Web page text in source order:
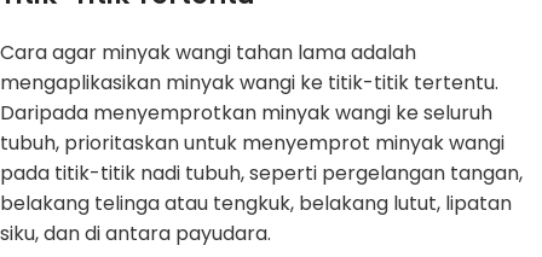
Cara agar minyak wangi tahan lama adalah
mengaplikasikan minyak wangi ke titik-titik tertentu.
Daripada menyemprotkan minyak wangi ke seluruh
tubuh, prioritaskan untuk menyemprot minyak wangi
pada titik-titik nadi tubuh, seperti pergelangan tangan,
belakang telinga atau tengkuk, belakang lutut, lipatan
siku, dan di antara payudara.